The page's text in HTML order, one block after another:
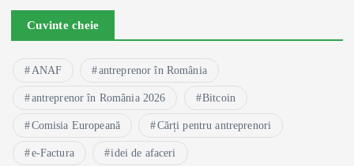
Cuvinte cheie
ANAF antreprenor în România
antreprenor în România 2026 Bitcoin
Comisia Europeană Cărți pentru antreprenori
e-Factura idei de afaceri